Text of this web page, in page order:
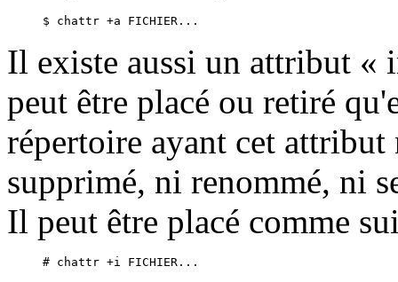
Il existe aussi un attribut «
peut être placé ou retiré
répertoire ayant cet
supprimé, ni renommé, ni
Il peut être placé comme